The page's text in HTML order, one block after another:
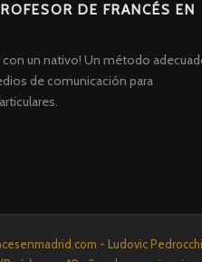
DE FRANCÉS EN
con un nativo! Un método
de comunicación para
- Ludovic